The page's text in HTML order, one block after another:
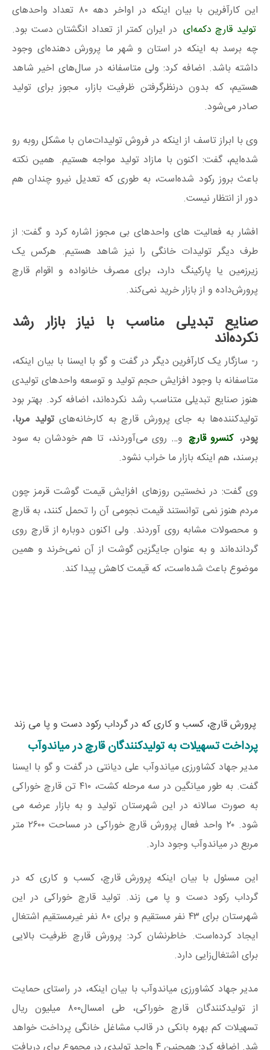
این کارآفرین با بیان اینکه در اواخر دهه ۸۰ تعداد واحدهای
تولید قارچ دکمه‌ای در ایران کمتر از تعداد انگشتان دست بود.
چه برسد به اینکه در استان و شهر ما پرورش دهنده‌ای وجود
داشته باشد. اضافه کرد: ولی متاسفانه در سال‌های اخیر شاهد
هستیم، که بدون درنظرگرفتن ظرفیت بازار، مجوز برای تولید
صادر می‌شود.
وی با ابراز تاسف از اینکه در فروش تولیدات‌مان با مشکل روبه رو
شده‌ایم، گفت: اکنون با مازاد تولید مواجه هستیم. همین نکته
باعث بروز رکود شده‌است، به طوری که تعدیل نیرو چندان هم
دور از انتظار نیست.
افشار به فعالیت های واحدهای بی مجوز اشاره کرد و گفت: از
طرف دیگر تولیدات خانگی را نیز شاهد هستیم. هرکس یک
زیرزمین یا پارکینگ دارد، برای مصرف خانواده و اقوام قارچ
پرورش‌داده و از بازار خرید نمی‌کند.
صنایع تبدیلی مناسب با نیاز بازار رشد
نکرده‌اند
ر- سازگار یک کارآفرین دیگر در گفت و گو با ایسنا با بیان اینکه،
متاسفانه با وجود افزایش حجم تولید و توسعه واحدهای تولیدی
هنوز صنایع تبدیلی متناسب رشد نکرده‌اند، اضافه کرد. بهتر بود
تولیدکننده‌ها به جای پرورش قارچ به کارخانه‌هایتولید مربا،
پودر، کنسرو قارچ و… روی می‌آوردند، تا هم خودشان به سود
برسند، هم اینکه بازار ما خراب نشود.
وی گفت: در نخستین روزهای افزایش قیمت گوشت قرمز چون
مردم هنوز نمی توانستند قیمت نجومی آن را تحمل کنند، به قارچ
و محصولات مشابه روی آوردند. ولی اکنون دوباره از قارچ روی
گردانده‌اند و به عنوان جایگزین گوشت از آن نمی‌خرند و همین
موضوع باعث شده‌است، که قیمت کاهش پیدا کند.
پرورش قارچ، کسب و کاری که در گرداب رکود دست و پا می زند
پرداخت تسهیلات به تولیدکنندگان قارچ در میاندوآب
مدیر جهاد کشاورزی میاندوآب علی دیانتی در گفت و گو با ایسنا
گفت. به طور میانگین در سه مرحله کشت، ۴۱۰ تن قارچ خوراکی
به صورت سالانه در این شهرستان تولید و به بازار عرضه می
شود. ۲۰ واحد فعال پرورش قارچ خوراکی در مساحت ۲۶۰۰ متر
مربع در میاندوآب وجود دارد.
این مسئول با بیان اینکه پرورش قارچ، کسب و کاری که در
گرداب رکود دست و پا می زند. تولید قارچ خوراکی در این
شهرستان برای ۴۳ نفر مستقیم و برای ۸۰ نفر غیرمستقیم اشتغال
ایجاد کرده‌است. خاطرنشان کرد: پرورش قارچ ظرفیت بالایی
برای اشتغال‌زایی دارد.
مدیر جهاد کشاورزی میاندوآب با بیان اینکه، در راستای حمایت
از تولیدکنندگان قارچ خوراکی، طی امسال۸۰۰ میلیون ریال
تسهیلات کم بهره بانکی در قالب مشاغل خانگی پرداخت خواهد